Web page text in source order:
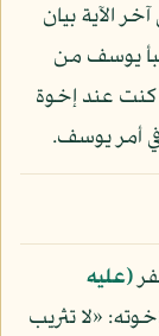
الآية بيان
يوسف من
كنت عند إخوة
أمر يوسف.
(عليه
«لا تثريب